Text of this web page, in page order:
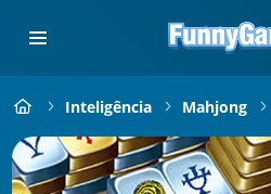
Inteligência Mahjong